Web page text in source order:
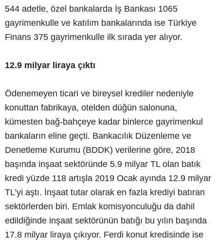
544 adetle, özel bankalarda İş Bankası 1065
gayrimenkulle ve katılım bankalarında ise Türkiye
Finans 375 gayrimenkulle ilk sırada yer alıyor.
12.9 milyar liraya çıktı
Ödenemeyen ticari ve bireysel krediler nedeniyle
konuttan fabrikaya, otelden düğün salonuna,
kümesten bağ-bahçeye kadar binlerce gayrimenkul
bankaların eline geçti. Bankacılık Düzenleme ve
Denetleme Kurumu (BDDK) verilerine göre, 2018
başında inşaat sektöründe 5.9 milyar TL olan batık
kredi yüzde 118 artışla 2019 Ocak ayında 12.9 milyar
TL’yi aştı. İnşaat tutar olarak en fazla krediyi batıran
sektörlerden biri. Emlak komisyonculuğu da dahil
edildiğinde inşaat sektörünün batığı bu yılın başında
17.8 milyar liraya çıkıyor. Ferdi konut kredisinde ise